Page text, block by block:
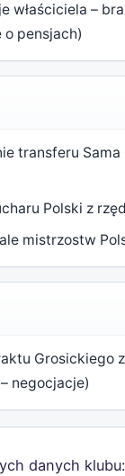
właściciela –
o pensjach)
transferu
Polski z
mistrzostw
Grosickiego
negocjacje)
danych klubu: